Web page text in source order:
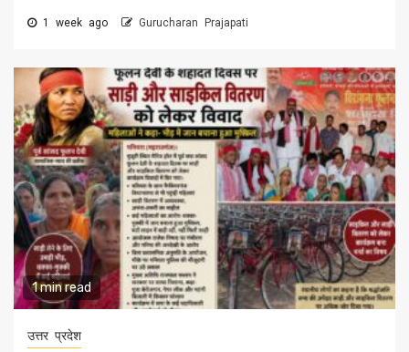
1 week ago Gurucharan Prajapati
1 min read
उत्तर प्रदेश